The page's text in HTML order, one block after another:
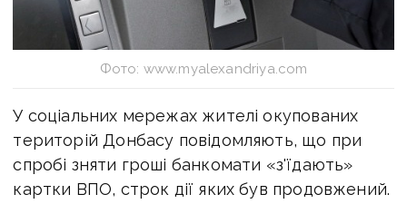
Фото: www.myalexandriya.com
У соціальних мережах жителі окупованих
територій Донбасу повідомляють, що при
спробі зняти гроші банкомати «з'їдають»
картки ВПО, строк дії яких був продовжений.